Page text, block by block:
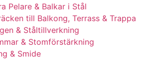
Pelare & Balkar i Stål
till Balkong, Terrass & Trappa
& Ståltillverkning
& Stomförstärkning
& Smide